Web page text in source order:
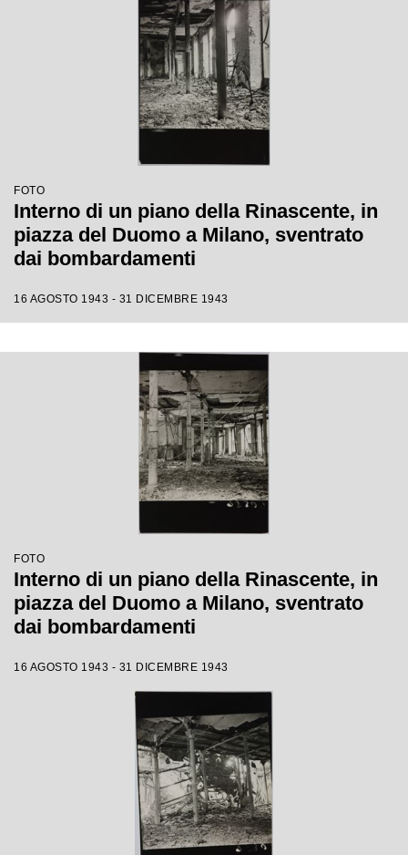
FOTO
Interno di un piano della Rinascente, in
piazza del Duomo a Milano, sventrato
dai bombardamenti
16 AGOSTO 1943 - 31 DICEMBRE 1943
FOTO
Interno di un piano della Rinascente, in
piazza del Duomo a Milano, sventrato
dai bombardamenti
16 AGOSTO 1943 - 31 DICEMBRE 1943